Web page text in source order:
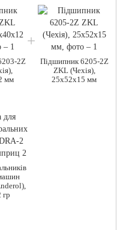
2Z
мм
Підшипник 6205-2Z
ZKL (Чехія),
25x52x15 мм